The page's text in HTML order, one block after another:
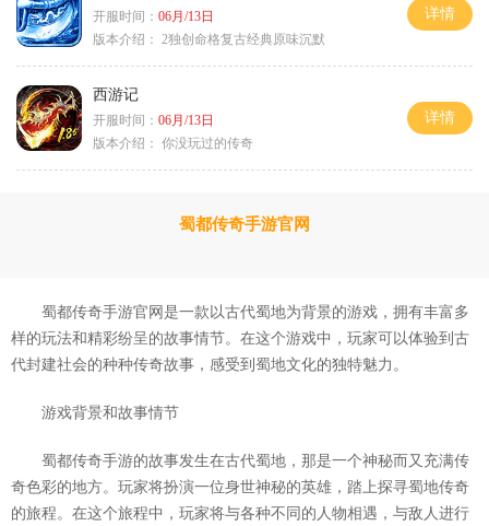
开服时间： 06月/13日
版本介绍： 2独创命格复古经典原味沉默
详情
西游记
开服时间： 06月/13日
版本介绍： 你没玩过的传奇
详情
蜀都传奇手游官网
蜀都传奇手游官网是一款以古代蜀地为背景的游戏，拥有丰富多
样的玩法和精彩纷呈的故事情节。在这个游戏中，玩家可以体验到古
代封建社会的种种传奇故事，感受到蜀地文化的独特魅力。
游戏背景和故事情节
蜀都传奇手游的故事发生在古代蜀地，那是一个神秘而又充满传
奇色彩的地方。玩家将扮演一位身世神秘的英雄，踏上探寻蜀地传奇
的旅程。在这个旅程中，玩家将与各种不同的人物相遇，与敌人进行